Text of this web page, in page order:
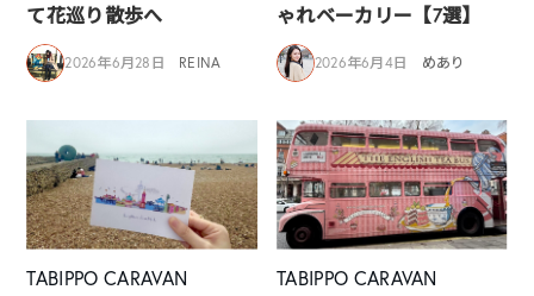
て花巡り散歩へ
2026年6月28日 REINA
ゃれベーカリー【7選】
2026年6月4日 めあり
TABIPPO CARAVAN TABIPPO CARAVAN